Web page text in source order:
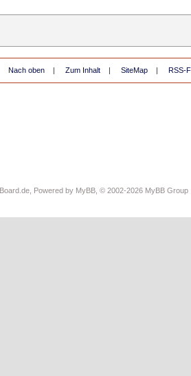
Nach oben | Zum Inhalt | SiteMap | RSS-
, Powered by MyBB , © 2002-2026 MyBB Group